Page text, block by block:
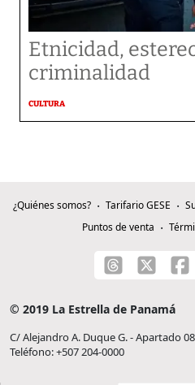
Etnicidad,
criminalidad
CULTURA
¿Quiénes somos? Tarifario GESE
Puntos de venta
© 2019 La Estrella de Panamá
C/ Alejandro A. Duque G. - Apartado
Teléfono: +507 204-0000